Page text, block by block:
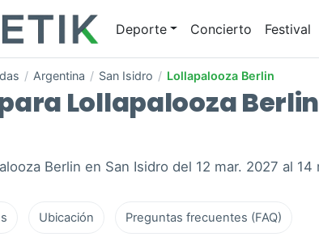
Deporte Concierto Festival
/ Argentina / San Isidro / Lollapalooza Berlin
Lollapalooza Berlin
Berlin en San Isidro del 12 mar. 2027 al 14
Ubicación Preguntas frecuentes (FAQ)